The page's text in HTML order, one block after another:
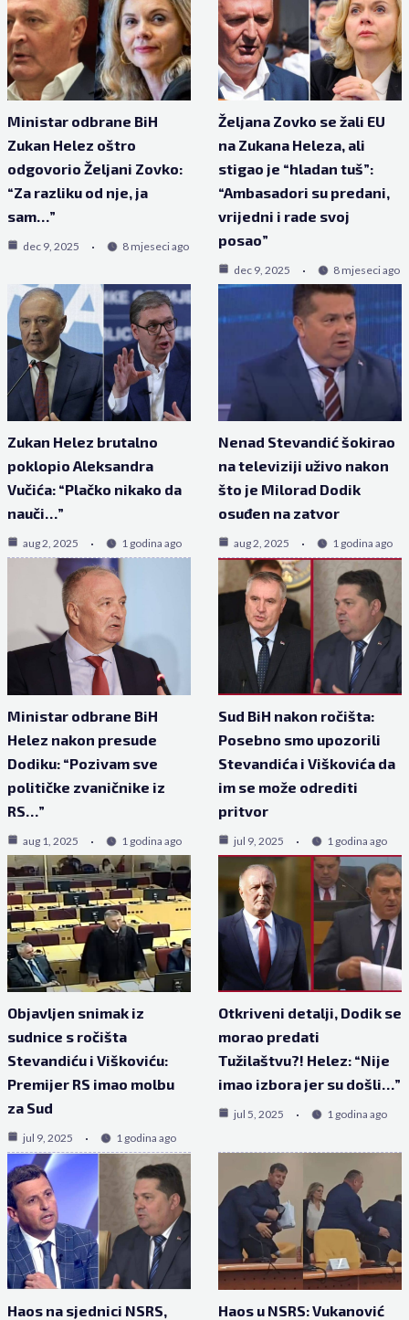
Ministar odbrane BiH
Zukan Helez oštro
odgovorio Željani Zovko:
“Za razliku od nje, ja
sam…”
dec 9, 2025 8 mjeseci ago
Željana Zovko se žali EU
na Zukana Heleza, ali
stigao je “hladan tuš”:
“Ambasadori su predani,
vrijedni i rade svoj
posao”
dec 9, 2025 8 mjeseci ago
Zukan Helez brutalno
poklopio Aleksandra
Vučića: “Plačko nikako da
nauči…”
aug 2, 2025 1 godina ago
Nenad Stevandić šokirao
na televiziji uživo nakon
što je Milorad Dodik
osuđen na zatvor
aug 2, 2025 1 godina ago
Ministar odbrane BiH
Helez nakon presude
Dodiku: “Pozivam sve
političke zvaničnike iz
RS…”
aug 1, 2025 1 godina ago
Sud BiH nakon ročišta:
Posebno smo upozorili
Stevandića i Viškovića da
im se može odrediti
pritvor
jul 9, 2025 1 godina ago
Objavljen snimak iz
sudnice s ročišta
Stevandiću i Viškoviću:
Premijer RS imao molbu
za Sud
jul 9, 2025 1 godina ago
Otkriveni detalji, Dodik se
morao predati
Tužilaštvu?! Helez: “Nije
imao izbora jer su došli…”
jul 5, 2025 1 godina ago
Haos na sjednici NSRS,
Haos u NSRS: Vukanović